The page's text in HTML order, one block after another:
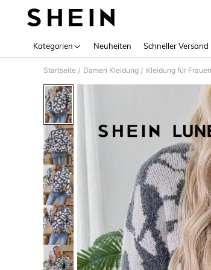
Kategorien Neuheiten Schneller Versand
Startseite / Damen Kleidung / Kleidung für Frauen